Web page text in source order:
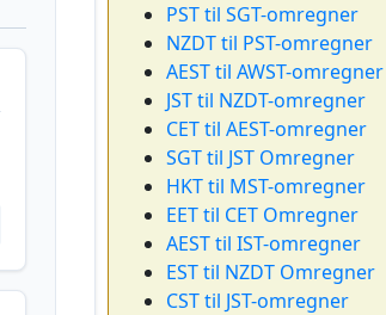
PST til SGT-omregner
NZDT til PST-omregner
AEST til AWST-omregner
JST til NZDT-omregner
CET til AEST-omregner
SGT til JST Omregner
HKT til MST-omregner
EET til CET Omregner
AEST til IST-omregner
EST til NZDT Omregner
CST til JST-omregner